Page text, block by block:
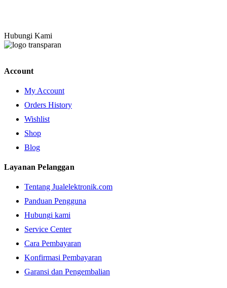
Hubungi Kami
Account
My Account
Orders History
Wishlist
Shop
Blog
Layanan Pelanggan
Tentang Jualelektronik.com
Panduan Pengguna
Hubungi kami
Service Center
Cara Pembayaran
Konfirmasi Pembayaran
Garansi dan Pengembalian